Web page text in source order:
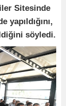
Sitesinde
yapıldığını,
söyledi.